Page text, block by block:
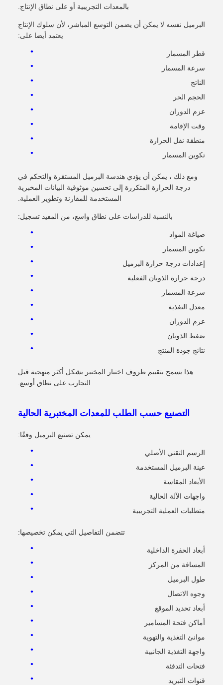
بالمعدات التجريبية أو على نطاق الإنتاج.
البرميل نفسه لا يمكن أن يضمن التوسع المباشر، لأن سلوك الإنتاج
يعتمد أيضا على:
قطر المسمار
سرعة المسمار
الناتج
الحجم الحر
عزم الدوران
وقت الإقامة
منطقة نقل الحرارة
تكوين المسمار
ومع ذلك ، يمكن أن يؤدي هندسة البرميل المستقرة والتحكم في
درجة الحرارة المتكررة إلى تحسين موثوقية البيانات المخبرية
المستخدمة للمقارنة وتطوير العملية.
بالنسبة للدراسات على نطاق واسع، من المفيد تسجيل:
صياغة المواد
تكوين المسمار
إعدادات درجة حرارة البرميل
درجة حرارة الذوبان الفعلية
سرعة المسمار
معدل التغذية
عزم الدوران
ضغط الذوبان
نتائج جودة المنتج
هذا يسمح بتقييم ظروف اختبار المختبر بشكل أكثر منهجية قبل
التجارب على نطاق أوسع.
التصنيع حسب الطلب للمعدات المختبرية الحالية
يمكن تصنيع البرميل وفقًا:
الرسم التقني الأصلي
عينة البرميل المستخدمة
الأبعاد المقاسة
واجهات الآلة الحالية
متطلبات العملية التجريبية
تتضمن التفاصيل التي يمكن تخصيصها:
أبعاد الحفرة الداخلية
المسافة من المركز
طول البرميل
وجوه الاتصال
أبعاد تحديد الموقع
أماكن فتحة المسامير
موانئ التغذية والتهوية
واجهة التغذية الجانبية
فتحات التدفئة
قنوات التبريد